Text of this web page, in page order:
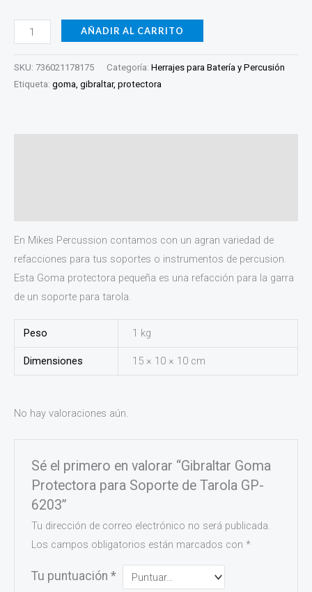
AÑADIR AL CARRITO
SKU: 736021178175 Categoría: Herrajes para Batería y Percusión
Etiqueta: goma, gibraltar, protectora
En Mikes Percussion contamos con un agran variedad de
refacciones para tus soportes o instrumentos de percusion.
Esta Goma protectora pequeña es una refacción para la garra
de un soporte para tarola.
Peso 1 kg
Dimensiones 15 × 10 × 10 cm
No hay valoraciones aún.
Sé el primero en valorar “Gibraltar Goma
Protectora para Soporte de Tarola GP-
6203”
Tu dirección de correo electrónico no será publicada.
Los campos obligatorios están marcados con*
Tu puntuación*